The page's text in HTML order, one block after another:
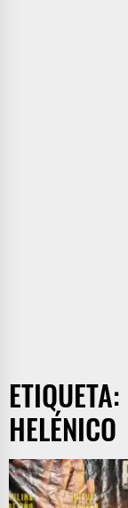
ETIQUETA:
HELÉNICO